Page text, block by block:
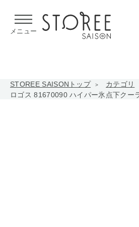
メニュー
STOREE SAISONトップ カテゴリ
ロゴス 81670090 ハイパー氷点下ク